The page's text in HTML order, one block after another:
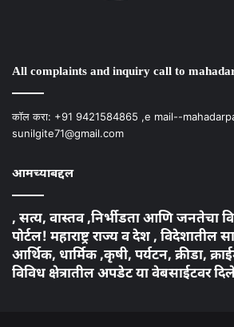
All complaints and inquiry call to
कॉल करा: +91 9421584865 ,e mail--
sunilgite71@gmail.com
आमच्याबद्दल
, सत्य, वास्तव ,निर्भीडता आणि जनतेचा
पोर्टल! महाराष्ट्र राज्य व देश ,
आर्थिक, धार्मिक ,कृषी, पर्यटन, क्रीडा,
विविध क्षेत्रातील अपडेट या वेबसाईटवर